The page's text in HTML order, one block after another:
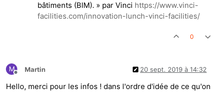
bâtiments (BIM). » par Vinci https://www.vinci-
facilities.com/innovation-lunch-vinci-facilities/
0
M
Hors-ligne
Martin 20 sept. 2019 à 14:32
Hello, merci pour les infos ! dans l'ordre d'idée de ce qu'on